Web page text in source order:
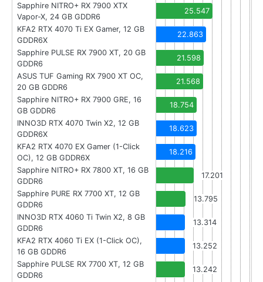
Sapphire NITRO+ RX 7900 XTX
Vapor-X, 24 GB GDDR6
25.547
KFA2 RTX 4070 Ti EX Gamer, 12 GB
GDDR6X
22.863
Sapphire PULSE RX 7900 XT, 20 GB
GDDR6
21.598
ASUS TUF Gaming RX 7900 XT OC,
20 GB GDDR6
21.568
Sapphire NITRO+ RX 7900 GRE, 16
GB GDDR6
18.754
INNO3D RTX 4070 Twin X2, 12 GB
GDDR6X
18.623
KFA2 RTX 4070 EX Gamer (1-Click
OC), 12 GB GDDR6X
18.216
Sapphire NITRO+ RX 7800 XT, 16 GB
GDDR6
17.201
Sapphire PURE RX 7700 XT, 12 GB
GDDR6
13.795
INNO3D RTX 4060 Ti Twin X2, 8 GB
GDDR6
13.314
KFA2 RTX 4060 Ti EX (1-Click OC),
16 GB GDDR6
13.252
Sapphire PULSE RX 7700 XT, 12 GB
GDDR6
13.242